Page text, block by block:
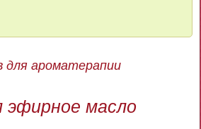
для ароматерапии
масло